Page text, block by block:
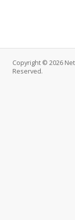
Copyright © 2026
Reserved.